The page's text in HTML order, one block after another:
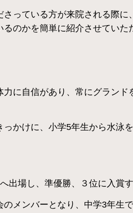
っている方が来院される際に
のかを簡単に紹介させていた
に自信があり、常にグランド
かけに、小学5年生から水泳
出場し、準優勝、３位に入賞
メンバーとなり、中学3年生